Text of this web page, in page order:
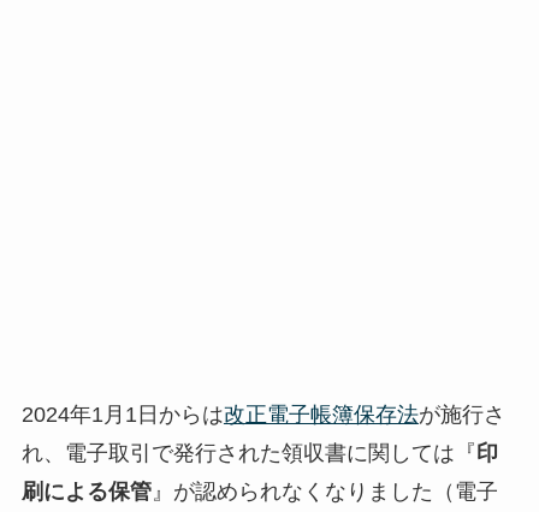
2024年1月1日からは改正電子帳簿保存法が施行さ
れ、電子取引で発行された領収書に関しては『印
刷による保管』が認められなくなりました（電子